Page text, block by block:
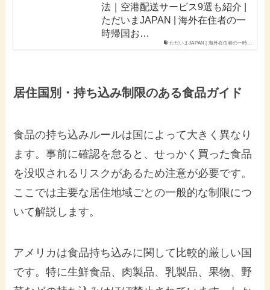
ただいまJAPAN | 海外在住者の一時…
法｜空港配送サービス9選も紹介 |
ただいまJAPAN | 海外在住者の一
時帰国お…
居住国別・持ち込み制限のある食品ガイド
食品の持ち込みルールは国によって大きく異なり
ます。事前に確認を怠ると、せっかく買った食品
を没収されるリスクがあるため注意が必要です。
ここでは主要な居住地域ごとの一般的な制限につ
いて解説します。
アメリカは食品持ち込みに関して比較的厳しい国
です。特に生鮮食品、肉製品、乳製品、果物、野